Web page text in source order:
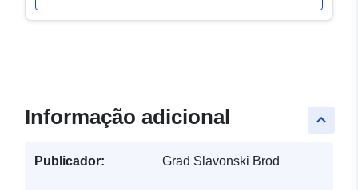
keyboard_arrow_up
Informação adicional
Publicador: Grad Slavonski Brod